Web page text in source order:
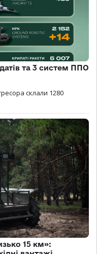
та 3 систем ППО
склали 1280
15 км»: